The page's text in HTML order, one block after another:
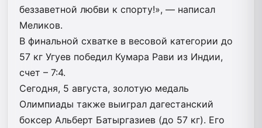
беззаветной любви к спорту!», — написал
Меликов.
В финальной схватке в весовой категории до
57 кг Угуев победил Кумара Рави из Индии,
счет – 7:4.
Сегодня, 5 августа, золотую медаль
Олимпиады также выиграл дагестанский
боксер Альберт Батыргазиев (до 57 кг). Его